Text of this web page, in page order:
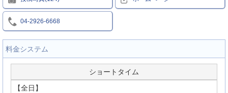
04-2926-6668
料金システム
ショートタイム
【全日】